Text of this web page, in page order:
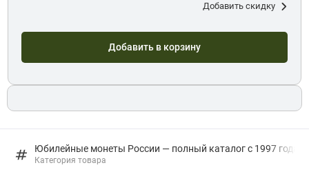
Юбилейные монеты России — полный каталог с 1997 года:
Категория товара
Добавить скидку
Добавить в корзину